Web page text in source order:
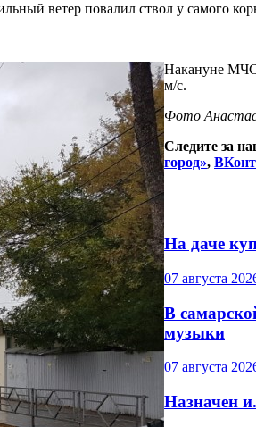
ветер повалил ствол у самого
Накануне МЧС
м/с.
Фото
Следите за
город»,
На даче
07 августа
В
музыки
07 августа
Назначен